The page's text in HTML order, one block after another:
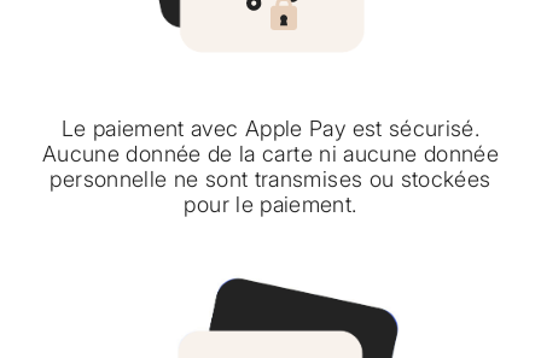
Le paiement avec Apple Pay est sécurisé.
Aucune donnée de la carte ni aucune donnée
personnelle ne sont transmises ou stockées
pour le paiement.